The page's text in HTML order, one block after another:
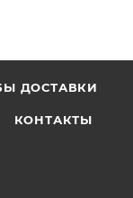
ДОСТАВКИ
КОНТАКТЫ